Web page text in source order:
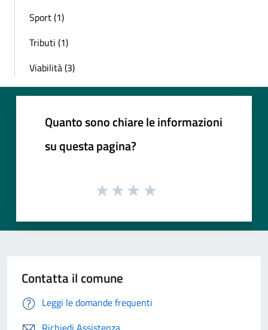
Sport (1)
Tributi (1)
Viabilità (3)
Quanto sono chiare le informazioni
su questa pagina?
Contatta il comune
Leggi le domande frequenti